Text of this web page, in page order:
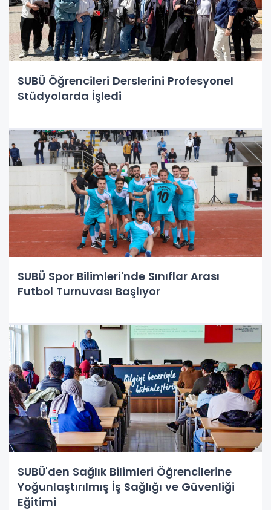
SUBÜ Öğrencileri Derslerini Profesyonel
Stüdyolarda İşledi
SUBÜ Spor Bilimleri'nde Sınıflar Arası
Futbol Turnuvası Başlıyor
SUBÜ'den Sağlık Bilimleri Öğrencilerine
Yoğunlaştırılmış İş Sağlığı ve Güvenliği
Eğitimi